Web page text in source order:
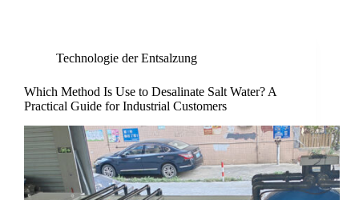
Technologie der Entsalzung
Which Method Is Use to Desalinate Salt Water? A
Practical Guide for Industrial Customers